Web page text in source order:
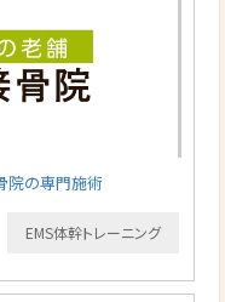
院の専門施術
EMS体幹トレーニング